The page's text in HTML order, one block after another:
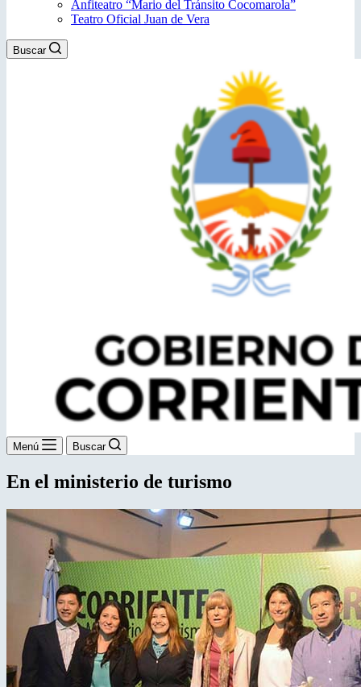
Anfiteatro “Mario del Tránsito Cocomarola”
Teatro Oficial Juan de Vera
Buscar
Menú Buscar
En el ministerio de turismo